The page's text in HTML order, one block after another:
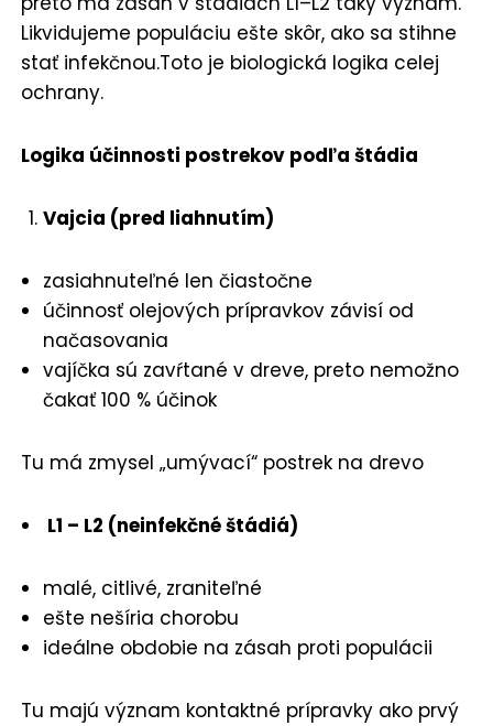
Likvidujeme populáciu ešte skôr, ako sa stihne
stať infekčnou.Toto je biologická logika celej
ochrany.
Logika účinnosti postrekov podľa štádia
Vajcia (pred liahnutím)
zasiahnuteľné len čiastočne
účinnosť olejových prípravkov závisí od
načasovania
vajíčka sú zavŕtané v dreve, preto nemožno
čakať 100 % účinok
Tu má zmysel „umývací“ postrek na drevo
L1 – L2 (neinfekčné štádiá)
malé, citlivé, zraniteľné
ešte nešíria chorobu
ideálne obdobie na zásah proti populácii
Tu majú význam kontaktné prípravky ako prvý